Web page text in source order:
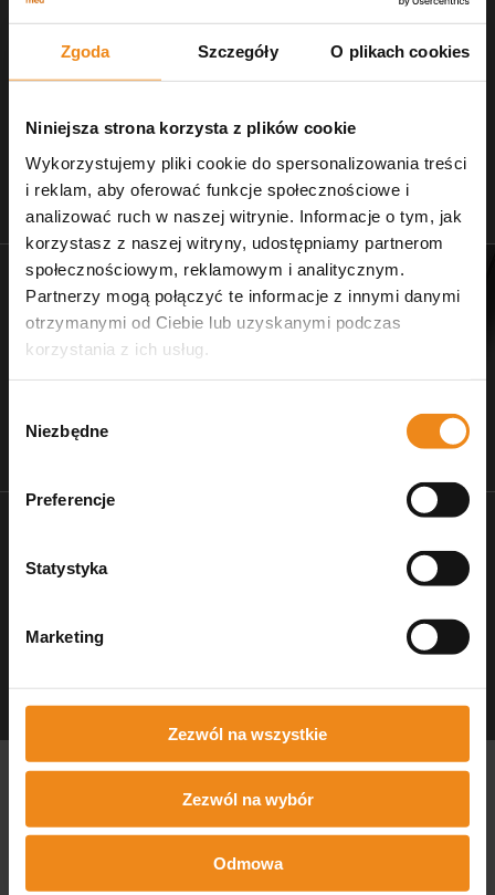
Zgoda Szczegóły O plikach cookies
Niniejsza strona korzysta z plików cookie
Wykorzystujemy pliki cookie do spersonalizowania treści
i reklam, aby oferować funkcje społecznościowe i
analizować ruch w naszej witrynie. Informacje o tym, jak
korzystasz z naszej witryny, udostępniamy partnerom
społecznościowym, reklamowym i analitycznym.
Partnerzy mogą połączyć te informacje z innymi danymi
otrzymanymi od Ciebie lub uzyskanymi podczas
korzystania z ich usług.
zgody
Niezbędne
Preferencje
Statystyka
Marketing
Zezwól na wszystkie
Zezwól na wybór
Odmowa
Stetoskopy
zobacz naszą ofertę
Nożczyki do strzyżenia
dla salonów pielęgnacji
czystość w gabinecie